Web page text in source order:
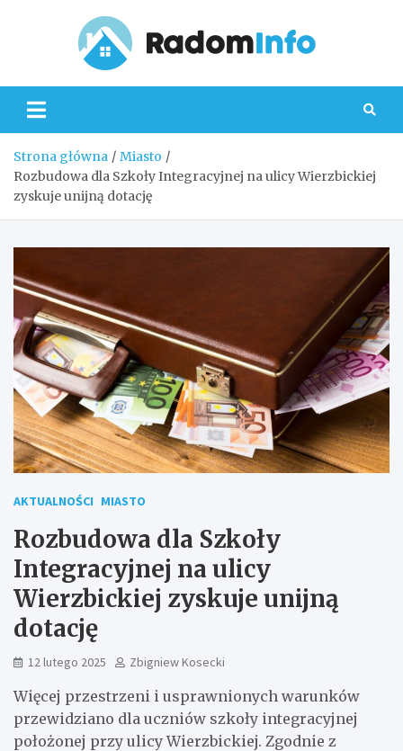
Strona główna
Miasto
Rozbudowa dla Szkoły Integracyjnej na ulicy Wierzbickiej
zyskuje unijną dotację
AKTUALNOŚCI MIASTO
Rozbudowa dla Szkoły
Integracyjnej na ulicy
Wierzbickiej zyskuje unijną
dotację
12 lutego 2025 Zbigniew Kosecki
Więcej przestrzeni i usprawnionych warunków
przewidziano dla uczniów szkoły integracyjnej
położonej przy ulicy Wierzbickiej. Zgodnie z